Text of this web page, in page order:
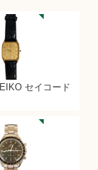
セイコード